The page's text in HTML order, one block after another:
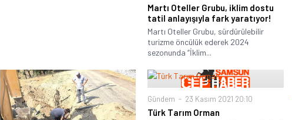
Martı Oteller Grubu, iklim dostu
tatil anlayışıyla fark yaratıyor!
Martı Oteller Grubu, sürdürülebilir
turizme öncülük ederek 2024
sezonunda “İklim...
Gündem 23 Kasım 2021 20:10
Türk Tarım Orman